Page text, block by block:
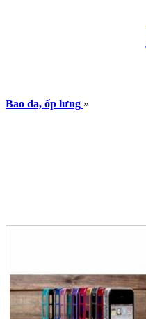
Bao da, ốp lưng »